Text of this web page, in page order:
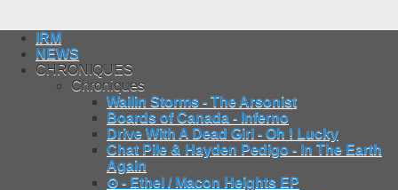
IRM
NEWS
CHRONIQUES
Chroniques
Wailin Storms - The Arsonist
Boards of Canada - Inferno
Drive With A Dead Girl - Oh ! Lucky
Chat Pile & Hayden Pedigo - In The Earth
Again
⊙ - Ethel / Macon Heights EP